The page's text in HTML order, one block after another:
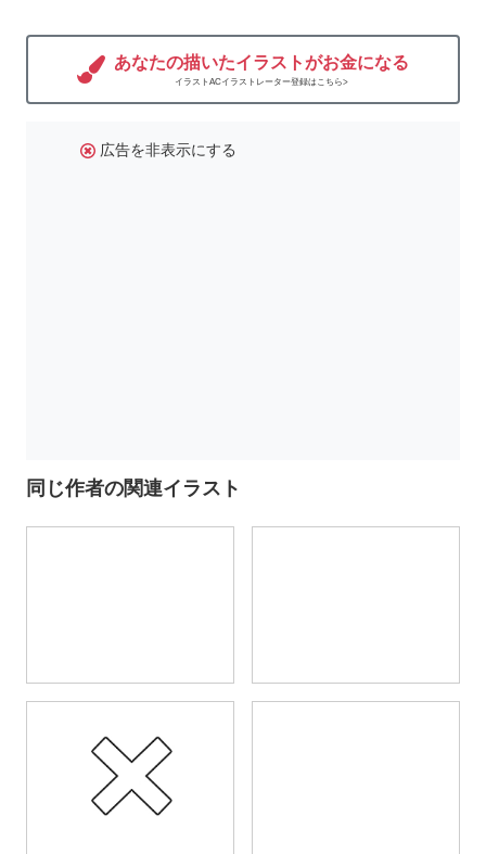
あなたの描いたイラストがお金になる
イラストACイラストレーター登録はこちら>
広告を非表示にする
同じ作者の関連イラスト